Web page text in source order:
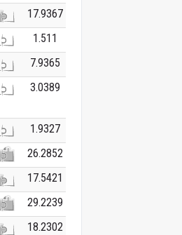
17.9367
1.511
7.9365
3.0389
1.9327
26.2852
17.5421
29.2239
18.2302